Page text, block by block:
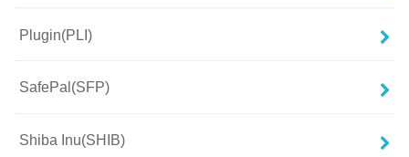
Plugin(PLI)
SafePal(SFP)
Shiba Inu(SHIB)